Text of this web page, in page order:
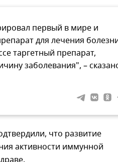
первый в мире и
для лечения
таргетный препарат,
заболевания", –
что развитие
активности иммунной